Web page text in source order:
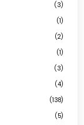
(3)
(1)
(2)
(1)
(3)
(4)
(138)
(5)